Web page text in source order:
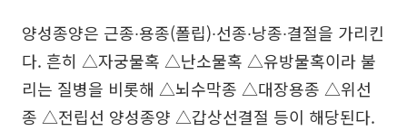
양성종양은 근종∙용종(폴립)∙선종∙낭종∙결절을 가리킨
다. 흔히 △자궁물혹 △난소물혹 △유방물혹이라 불
리는 질병을 비롯해 △뇌수막종 △대장용종 △위선
종 △전립선 양성종양 △갑상선결절 등이 해당된다.